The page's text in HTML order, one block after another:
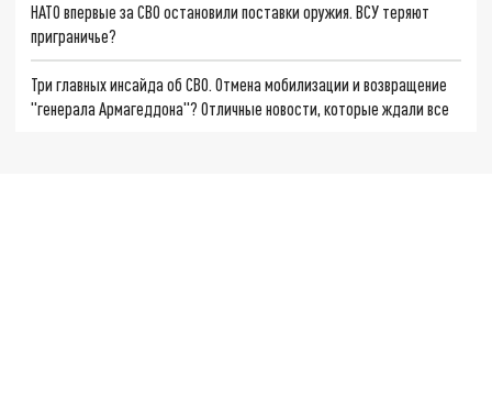
НАТО впервые за СВО остановили поставки оружия. ВСУ теряют
приграничье?
Три главных инсайда об СВО. Отмена мобилизации и возвращение
"генерала Армагеддона"? Отличные новости, которые ждали все